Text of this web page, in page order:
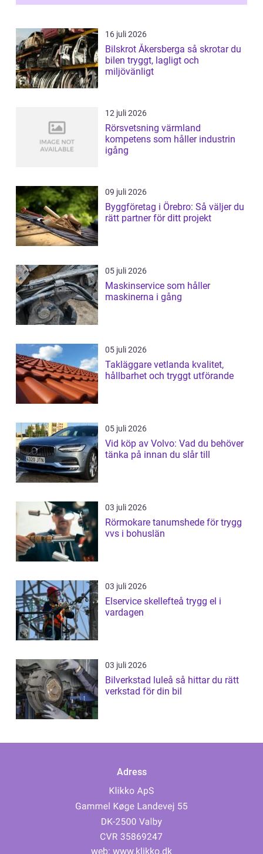
16 juli 2026
Bilskrot Åkersberga så skrotar du
bilen tryggt, lagligt och
miljövänligt
12 juli 2026
Rörsvetsning värmland
kompetens som håller industrin
igång
09 juli 2026
Byggföretag i Örebro: Så väljer du
rätt partner för ditt projekt
05 juli 2026
Maskinservice som håller
maskinerna i gång
05 juli 2026
Takläggare vetlanda kvalitet,
hållbarhet och tryggt utförande
05 juli 2026
Vid köp av Volvo: Vad du behöver
tänka på innan du slår till
03 juli 2026
Rörmokare tanumshede för trygg
vvs i bohuslän
03 juli 2026
Elservice skellefteå trygg el i
vardagen
03 juli 2026
Bilverkstad luleå så hittar du rätt
verkstad för din bil
Adress
web: www.klikko.dk